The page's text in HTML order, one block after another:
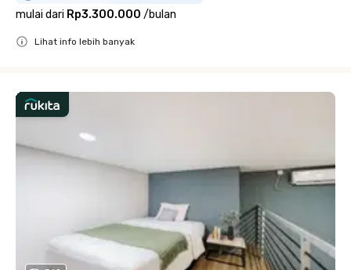
mulai dari Rp3.300.000 /bulan
Lihat info lebih banyak